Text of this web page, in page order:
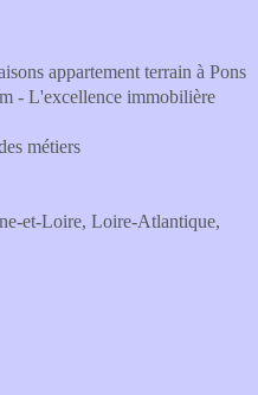
appartement terrain à Pons
- L'excellence immobilière
métiers
et-Loire, Loire-Atlantique,